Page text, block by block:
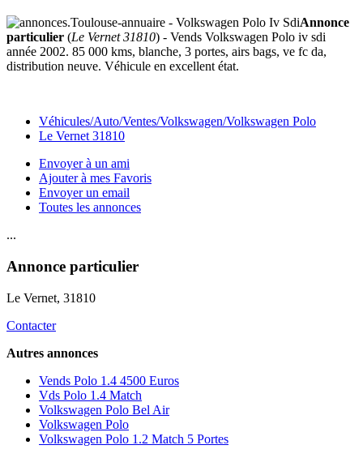
Annonce
particulier (Le Vernet 31810) - Vends Volkswagen Polo iv sdi
année 2002. 85 000 kms, blanche, 3 portes, airs bags, ve fc da,
distribution neuve. Véhicule en excellent état.
Véhicules/Auto/Ventes/Volkswagen/Volkswagen Polo
Le Vernet 31810
Envoyer à un ami
Ajouter à mes Favoris
Envoyer un email
Toutes les annonces
...
Annonce particulier
Le Vernet, 31810
Contacter
Autres annonces
Vends Polo 1.4 4500 Euros
Vds Polo 1.4 Match
Volkswagen Polo Bel Air
Volkswagen Polo
Volkswagen Polo 1.2 Match 5 Portes